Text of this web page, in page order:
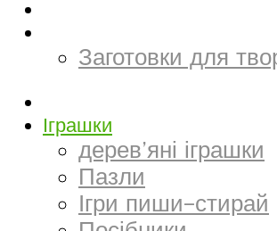
Заготовки для
Іграшки
дерев’яні іграшки
Пазли
Ігри пиши-стирай